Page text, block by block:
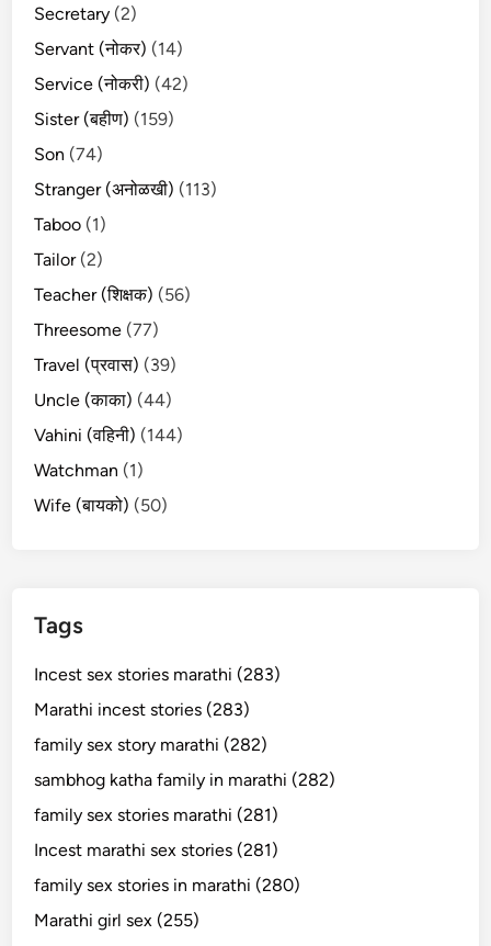
Secretary (2)
Servant (नोकर) (14)
Service (नोकरी) (42)
Sister (बहीण) (159)
Son (74)
Stranger (अनोळखी) (113)
Taboo (1)
Tailor(2)
Teacher (शिक्षक) (56)
Threesome (77)
Travel (प्रवास) (39)
Uncle (काका) (44)
Vahini (वहिनी) (144)
Watchman (1)
Wife (बायको) (50)
Tags
Incest sex stories marathi (283)
Marathi incest stories (283)
family sex story marathi (282)
sambhog katha family in marathi (282)
family sex stories marathi (281)
Incest marathi sex stories (281)
family sex stories in marathi (280)
Marathi girl sex (255)